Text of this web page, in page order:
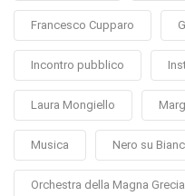
Francesco Cupparo
Incontro pubblico
Laura Mongiello
Musica Nero su
Orchestra della Magna Grecia